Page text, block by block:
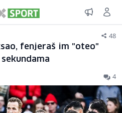
48
fenjeraš im "oteo"
4